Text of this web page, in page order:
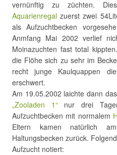
vernünftig zu züchten.
Aquarienregal zuerst zwei
als Aufzuchtbecken
Anmfang Mai 2002 verlief
Moinazuchten fast total
die Flöhe sich zu sehr im
recht junge Kaulquappen
erschwert.
Am 19.05.2002 laichte dann
„Zooladen 1“nur drei
Aufzuchtbecken mit normalem
Eltern kamen natürlich
Haltungsbecken zurück.
Aufzucht notiert: